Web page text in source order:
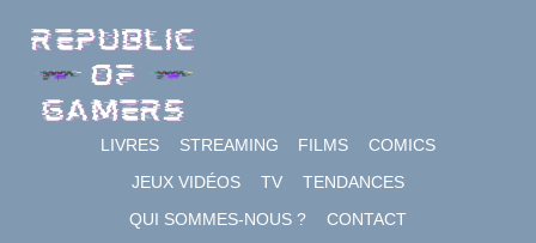
content
LIVRES STREAMING FILMS
COMICS
JEUX VIDÉOS
TV
TENDANCES
QUI SOMMES-NOUS ?
CONTACT